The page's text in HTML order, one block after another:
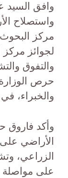
وافق السيد
واستصلاح
مركز
لجوائز مركز
حرص الوزارة
والخبراء،
وأكد فاروق
الأراضي
الزراعي،
على مواصلة